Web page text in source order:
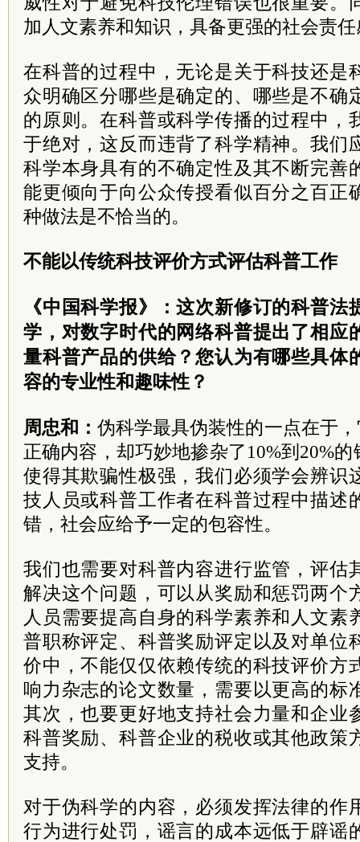
加人文素养和知识，具备更强的社会责
在科普的过程中，无论是关于科技还是
众明确区分哪些是确定的、哪些是不确
的原则。在科普或科学传播的过程中，
于绝对，这反而违背了科学精神。我们
科学本身具有的不确定性及其不断完善
能更倾向于向公众传授看似百分之百正
种做法是不恰当的。
不能以传统科技评价方式评估科普工作
《中国科学报》：这次新修订的科普
学，对数字时代的网络科普提出了相应
量科普产品的供给？您认为有哪些具体
容的专业性和趣味性？
周忠和：伪科学最具伪装性的一点在于
正确内容，却巧妙地掺杂了10%到20%
使得其欺骗性极强，我们必须学会辨识
技人员或科普工作者在科普过程中描述
错，社会应给予一定的包容性。
我们也需要对科普内容进行监管，评估
解决这个问题，可以从奖励和惩罚两个
人员需要提高自身的科学素养和人文素
普职称评定、科普奖励评定以及对单位
价中，不能仅仅依赖传统的科技评价方
响力杂志的论文数量，需要以更高的标
其次，也要更好地支持社会力量和企业
科普奖励、科普企业的税收或其他政策
支持。
对于伪科学的内容，必须发挥法律的作
行为进行处罚，谣言的成本远低于辟谣